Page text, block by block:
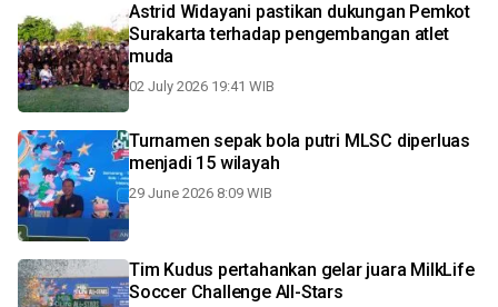
Astrid Widayani pastikan dukungan Pemkot
Surakarta terhadap pengembangan atlet
muda
02 July 2026 19:41 WIB
Turnamen sepak bola putri MLSC diperluas
menjadi 15 wilayah
29 June 2026 8:09 WIB
Tim Kudus pertahankan gelar juara MilkLife
Soccer Challenge All-Stars